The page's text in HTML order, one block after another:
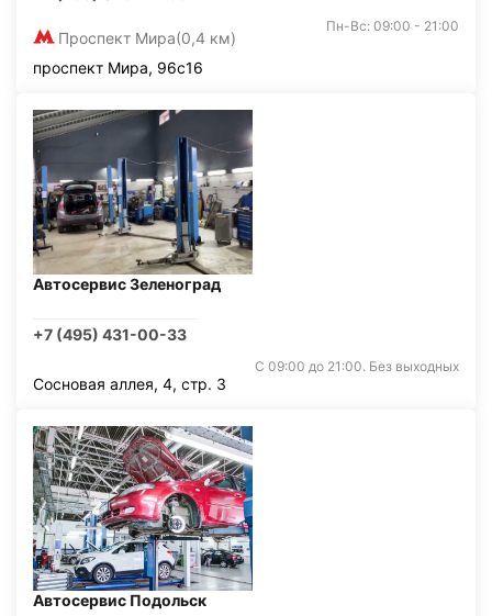
Проспект Мира(0,4 км)
Пн-Вс: 09:00 - 21:00
проспект Мира, 96с16
Автосервис Зеленоград
+7 (495) 431-00-33
С 09:00 до 21:00. Без выходных
Сосновая аллея, 4, стр. 3
Автосервис Подольск